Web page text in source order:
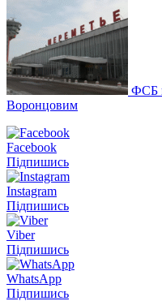
ФСБ
Воронцовим
Facebook
Підпишись
Instagram
Підпишись
Viber
Підпишись
WhatsApp
Підпишись